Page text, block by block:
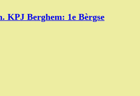
KPJ Berghem: 1e Bèrgse